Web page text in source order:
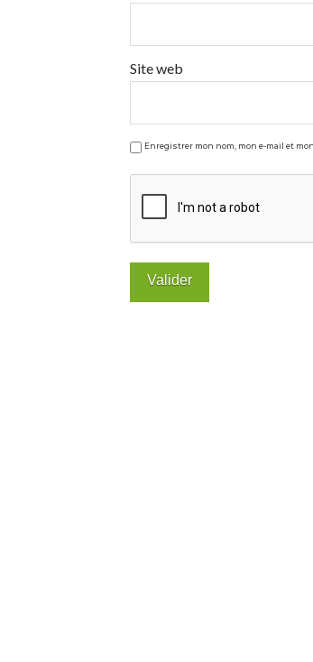
Site web
Enregistrer mon nom, mon e-mail et